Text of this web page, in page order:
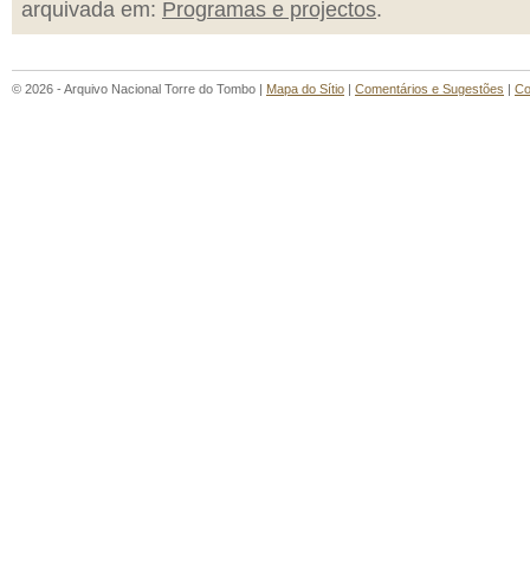
arquivada em: Programas e projectos.
© 2026 - Arquivo Nacional Torre do Tombo | Mapa do Sítio | Comentários e Sugestões |